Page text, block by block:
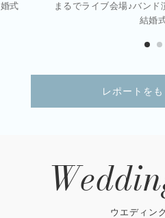
式
まるでライブ会場♪バンド
結婚
レポートを
ウエディン